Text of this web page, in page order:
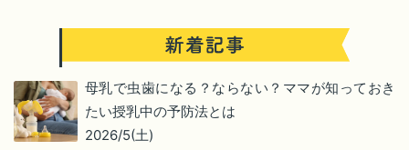
母乳で虫歯になる？ならない？ママが知っておき
たい授乳中の予防法とは
2026/5(土)